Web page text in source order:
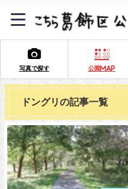
写真で探す 公園MAP
ドングリの記事一覧